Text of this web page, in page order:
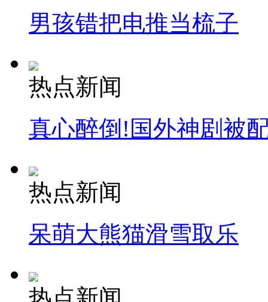
纽约上演“枕头大战”
司机酒驾遇交警 急速倒车逃窜
男孩错把电推当梳子
热点新闻
真心醉倒!国外神剧被
热点新闻
呆萌大熊猫滑雪取乐